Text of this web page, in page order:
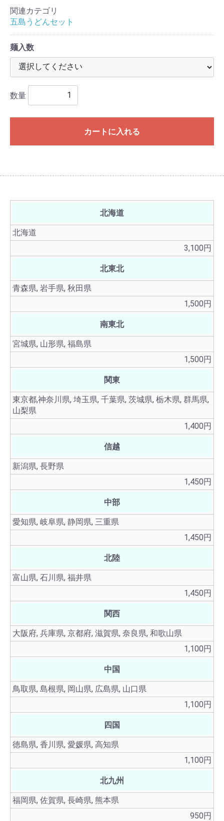
関連カテゴリ
五島うどんセット
麺入数
数量
カートに入れる
北海道
北海道
3,100円
北東北
青森県, 岩手県, 秋田県
1,500円
南東北
宮城県, 山形県, 福島県
1,500円
関東
東京都,神奈川県, 埼玉県, 千葉県, 茨城県, 栃木県, 群馬県,
山梨県
1,400円
信越
新潟県, 長野県
1,450円
中部
愛知県, 岐阜県, 静岡県, 三重県
1,450円
北陸
富山県, 石川県, 福井県
1,450円
関西
大阪府, 兵庫県, 京都府, 滋賀県, 奈良県, 和歌山県
1,100円
中国
鳥取県, 島根県, 岡山県, 広島県, 山口県
1,100円
四国
徳島県, 香川県, 愛媛県, 高知県
1,100円
北九州
福岡県, 佐賀県, 長崎県, 熊本県
950円